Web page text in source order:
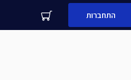
התחברות